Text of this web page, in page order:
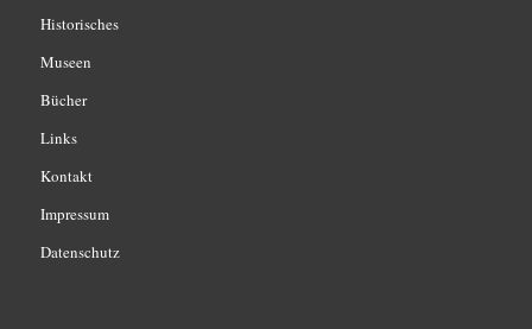
Historisches
Museen
Bücher
Links
Kontakt
Impressum
Datenschutz